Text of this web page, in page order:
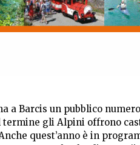
a Barcis un pubblico
gli Alpini offrono
quest’anno è in